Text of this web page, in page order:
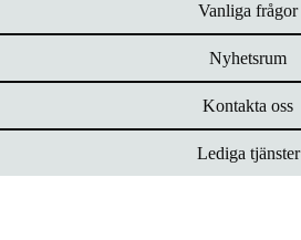
Vanliga frågor
Nyhetsrum
Kontakta oss
Lediga tjänster